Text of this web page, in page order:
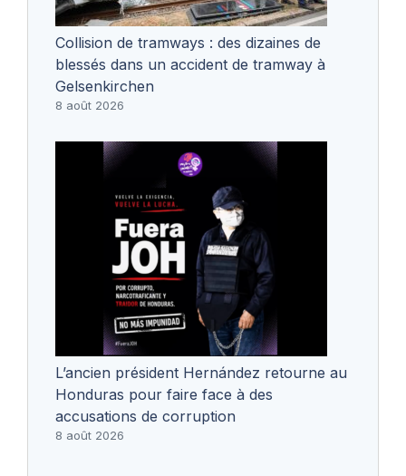
Collision de tramways : des dizaines de
blessés dans un accident de tramway à
Gelsenkirchen
8 août 2026
L’ancien président Hernández retourne au
Honduras pour faire face à des
accusations de corruption
8 août 2026